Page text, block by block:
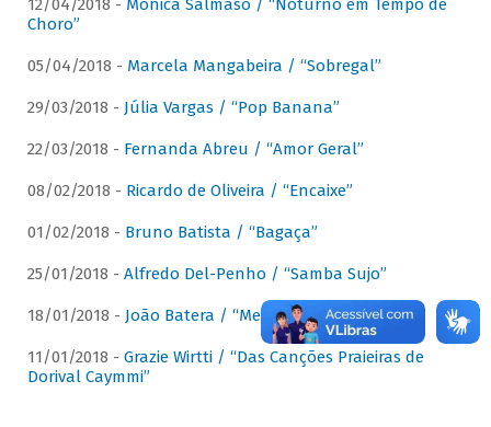
12/04/2018 - Mônica Salmaso / “Noturno em Tempo de
Choro”
05/04/2018 - Marcela Mangabeira / “Sobregal”
29/03/2018 - Júlia Vargas / “Pop Banana”
22/03/2018 - Fernanda Abreu / “Amor Geral”
08/02/2018 - Ricardo de Oliveira / “Encaixe”
01/02/2018 - Bruno Batista / “Bagaça”
25/01/2018 - Alfredo Del-Penho / “Samba Sujo”
18/01/2018 - João Batera / “Meu Pandeiro”
11/01/2018 - Grazie Wirtti / “Das Canções Praieiras de
Dorival Caymmi”